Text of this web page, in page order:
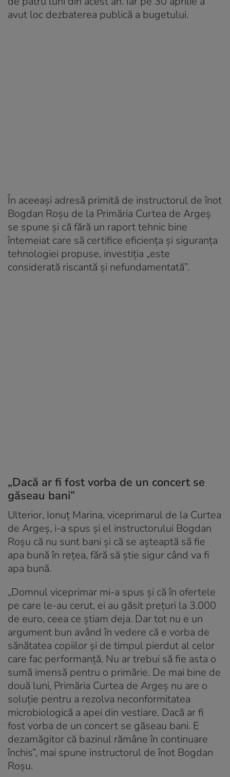
avut loc dezbaterea publică a bugetului.
În aceeași adresă primită de instructorul de înot
Bogdan Roșu de la Primăria Curtea de Argeș
se spune și că fără un raport tehnic bine
întemeiat care să certifice eficiența și siguranța
tehnologiei propuse, investiția „este
considerată riscantă și nefundamentată”.
„Dacă ar fi fost vorba de un concert se
găseau bani”
Ulterior, Ionuț Marina, viceprimarul de la Curtea
de Argeș, i-a spus și el instructorului Bogdan
Roșu că nu sunt bani și că se așteaptă să fie
apa bună în rețea, fără să știe sigur când va fi
apa bună.
„Domnul viceprimar mi-a spus și că în ofertele
pe care le-au cerut, ei au găsit prețuri la 3.000
de euro, ceea ce știam deja. Dar tot nu e un
argument bun având în vedere că e vorba de
sănătatea copiilor și de timpul pierdut al celor
care fac performanță. Nu ar trebui să fie asta o
sumă imensă pentru o primărie. De mai bine de
două luni, Primăria Curtea de Argeș nu are o
soluție pentru a rezolva neconformitatea
microbiologică a apei din vestiare. Dacă ar fi
fost vorba de un concert se găseau bani. E
dezamăgitor că bazinul rămâne în continuare
închis”, mai spune instructorul de înot Bogdan
Roșu.